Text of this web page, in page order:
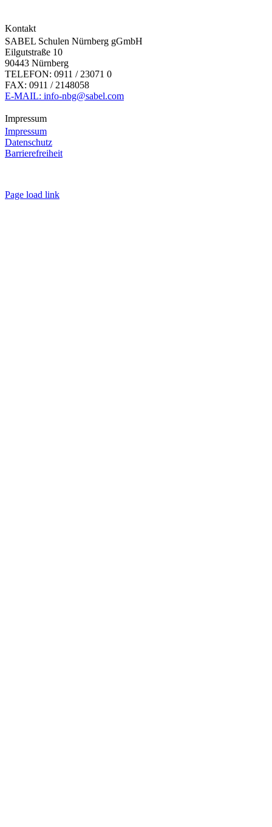
Kontakt
SABEL Schulen Nürnberg gGmbH
Eilgutstraße 10
90443 Nürnberg
TELEFON: 0911 / 23071 0
FAX: 0911 / 2148058
E-MAIL: info-nbg@sabel.com
Impressum
Impressum
Datenschutz
Barrierefreiheit
Page load link